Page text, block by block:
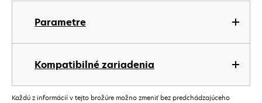
Parametre
Kompatibilné zariadenia
Každú z informácií v tejto brožúre možno zmeniť bez predchádzajúceho